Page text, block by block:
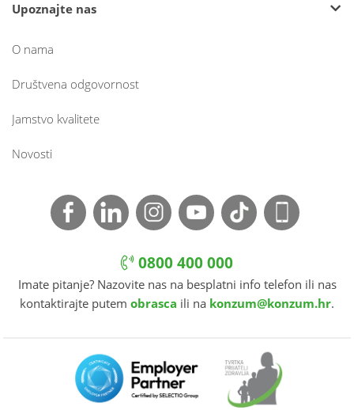
Upoznajte nas
O nama
Društvena odgovornost
Jamstvo kvalitete
Novosti
0800 400 000
Imate pitanje? Nazovite nas na besplatni info telefon ili nas
kontaktirajte putem obrasca ili na konzum@konzum.hr.